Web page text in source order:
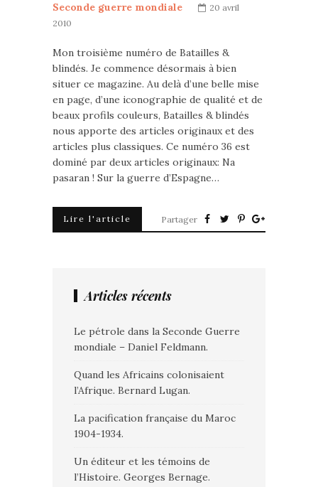
Seconde guerre mondiale
20 avril
2010
Mon troisième numéro de Batailles &
blindés. Je commence désormais à bien
situer ce magazine. Au delà d’une belle mise
en page, d’une iconographie de qualité et de
beaux profils couleurs, Batailles & blindés
nous apporte des articles originaux et des
articles plus classiques. Ce numéro 36 est
dominé par deux articles originaux: Na
pasaran ! Sur la guerre d’Espagne…
Lire l'article Partager
Articles récents
Le pétrole dans la Seconde Guerre
mondiale – Daniel Feldmann.
Quand les Africains colonisaient
l’Afrique. Bernard Lugan.
La pacification française du Maroc
1904-1934.
Un éditeur et les témoins de
l’Histoire. Georges Bernage.